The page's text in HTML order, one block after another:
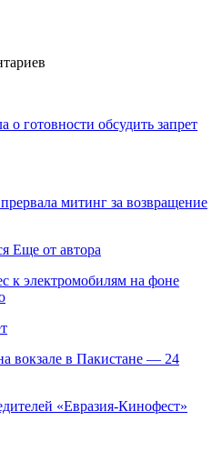
готовности обсудить запрет
митинг за возвращение
Еще от автора
к электромобилям на фоне
вокзале в Пакистане — 24
«Евразия-Кинофест»